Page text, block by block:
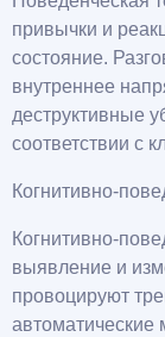
привычки и
состояние.
внутреннее
деструктивные
соответствии с
Когнитивно-
Когнитивно-
выявление и
провоцируют
автоматические